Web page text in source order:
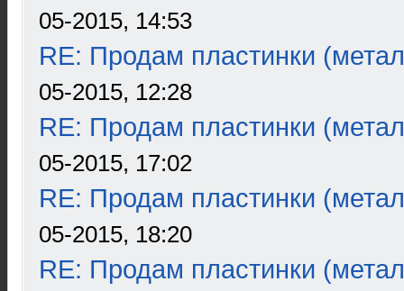
05-2015, 14:53
RE: Продам пластинки
05-2015, 12:28
RE: Продам пластинки
05-2015, 17:02
RE: Продам пластинки
05-2015, 18:20
RE: Продам пластинки